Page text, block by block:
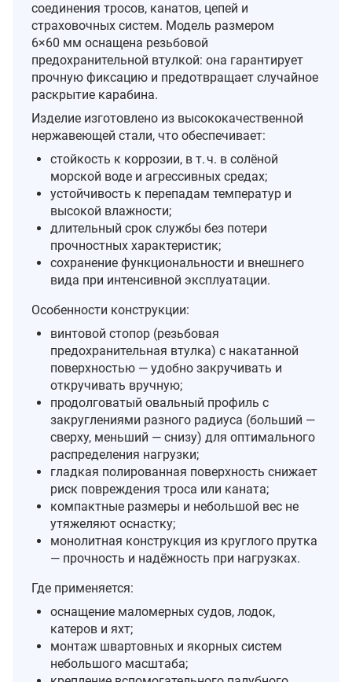
соединения тросов, канатов, цепей и
страховочных систем. Модель размером
6×60 мм оснащена резьбовой
предохранительной втулкой: она гарантирует
прочную фиксацию и предотвращает случайное
раскрытие карабина.
Изделие изготовлено из высококачественной
нержавеющей стали, что обеспечивает:
стойкость к коррозии, в т. ч. в солёной
морской воде и агрессивных средах;
устойчивость к перепадам температур и
высокой влажности;
длительный срок службы без потери
прочностных характеристик;
сохранение функциональности и внешнего
вида при интенсивной эксплуатации.
Особенности конструкции:
винтовой стопор (резьбовая
предохранительная втулка) с накатанной
поверхностью — удобно закручивать и
откручивать вручную;
продолговатый овальный профиль с
закруглениями разного радиуса (больший —
сверху, меньший — снизу) для оптимального
распределения нагрузки;
гладкая полированная поверхность снижает
риск повреждения троса или каната;
компактные размеры и небольшой вес не
утяжеляют оснастку;
монолитная конструкция из круглого прутка
— прочность и надёжность при нагрузках.
Где применяется:
оснащение маломерных судов, лодок,
катеров и яхт;
монтаж швартовных и якорных систем
небольшого масштаба;